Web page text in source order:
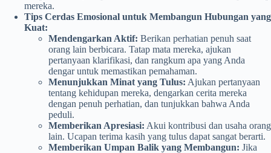
mereka.
Tips Cerdas Emosional untuk Membangun Hubungan yang
Kuat:
Mendengarkan Aktif: Berikan perhatian penuh saat
orang lain berbicara. Tatap mata mereka, ajukan
pertanyaan klarifikasi, dan rangkum apa yang Anda
dengar untuk memastikan pemahaman.
Menunjukkan Minat yang Tulus: Ajukan pertanyaan
tentang kehidupan mereka, dengarkan cerita mereka
dengan penuh perhatian, dan tunjukkan bahwa Anda
peduli.
Memberikan Apresiasi: Akui kontribusi dan usaha orang
lain. Ucapan terima kasih yang tulus dapat sangat berarti.
Memberikan Umpan Balik yang Membangun: Jika